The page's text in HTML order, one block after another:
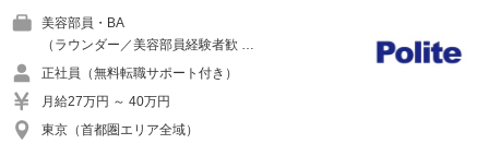
美容部員・BA
（ラウンダー／美容部員経験者歓 …
正社員（無料転職サポート付き）
月給27万円 ～ 40万円
東京（首都圏エリア全域）